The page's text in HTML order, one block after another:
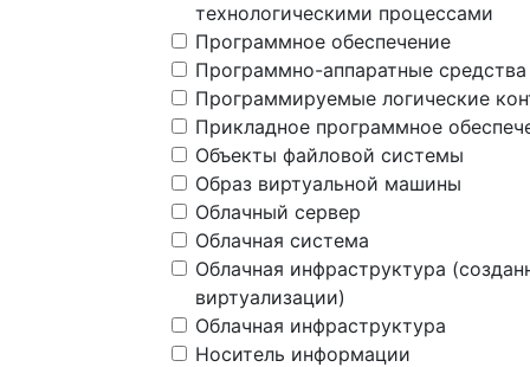
технологическими процессами
Программное обеспечение
Программно-аппаратные
Программируемые логические
Прикладное программное
Объекты файловой системы
Образ виртуальной машины
Облачный сервер
Облачная система
Облачная инфраструктура
виртуализации)
Облачная инфраструктура
Носитель информации